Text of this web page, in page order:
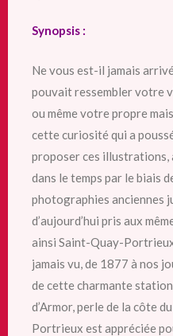
Synopsis :
Ne vous est-il jamais
pouvait ressembler votre
ou même votre propre
cette curiosité qui a
proposer ces
dans le temps par le biais
photographies anciennes
d’aujourd’hui pris aux
ainsi Saint-Quay-Portrieux
jamais vu, de 1877 à nos
de cette charmante
d’Armor, perle de la côte
Portrieux est appréciée